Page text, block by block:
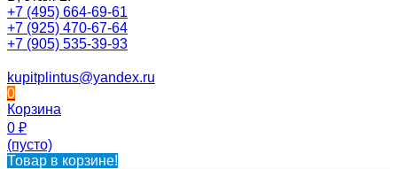
+7 (495) 664-69-61
+7 (925) 470-67-64
+7 (905) 535-39-93
kupitplintus@yandex.ru
0
Корзина
0 ₽
(пусто)
Товар в корзине!